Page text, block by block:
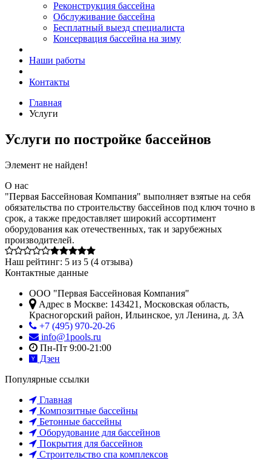
Реконструкция бассейна
Обслуживание бассейна
Бесплатный выезд специалиста
Консервация бассейна на зиму
Наши работы
Контакты
Главная
Услуги
Услуги по постройке бассейнов
Элемент не найден!
О нас
"Первая Бассейновая Компания" выполняет взятые на себя
обязательства по строительству бассейнов под ключ точно в
срок, а также предоставляет широкий ассортимент
оборудования как отечественных, так и зарубежных
производителей.
Наш рейтинг: 5 из 5 (4 отзыва)
Контактные данные
ООО "Первая Бассейновая Компания"
Адрес в Москве: 143421 , Московская область,
Красногорский район, Ильинское, ул Ленина, д. 3А
+7 (495) 970-20-26
info@1pools.ru
Пн-Пт 9:00-21:00
Дзен
Популярные ссылки
Главная
Композитные бассейны
Бетонные бассейны
Оборудование для бассейнов
Покрытия для бассейнов
Строительство спа комплексов